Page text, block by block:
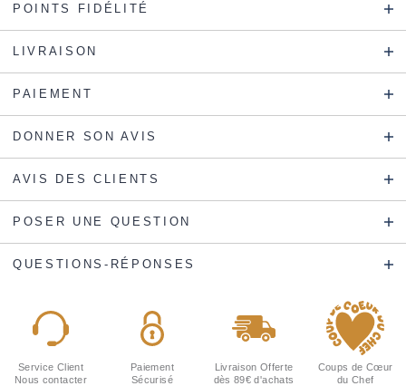
POINTS FIDÉLITÉ
LIVRAISON
PAIEMENT
DONNER SON AVIS
AVIS DES CLIENTS
POSER UNE QUESTION
QUESTIONS-RÉPONSES
Service Client
Nous contacter
Paiement
Sécurisé
Livraison Offerte
dès 89€ d'achats
Coups de Cœur
du Chef